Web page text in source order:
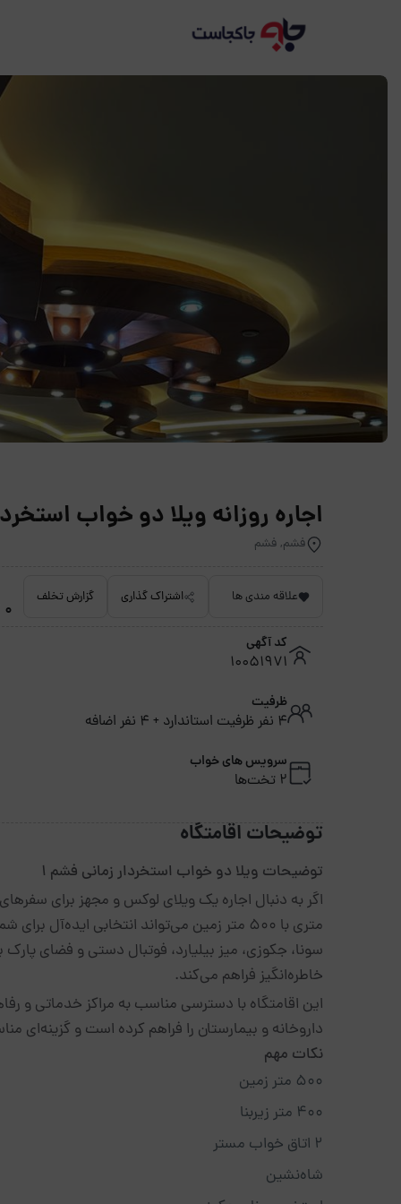
اجاره روزانه ویلا دو خواب استخردار
فشم, فشم
علاقه مندی ها اشتراک گذاری گزارش تخلف
0 امتیاز داده نشده
کد آگهی
10051971
ظرفیت
4 نفر ظرفیت استاندارد + 4 نفر اضافه
سرویس های خواب
2 تخت‌ها
توضیحات اقامتگاه
توضیحات ویلا دو خواب استخردار زمانی فشم 1
خاطره‌انگیز فراهم می‌کند.
این اقامتگاه با دسترسی مناسب به مراکز خدماتی و
داروخانه و بیمارستان را فراهم کرده است و
نکات مهم
۵۰۰ متر زمین
۴۰۰ متر زیربنا
۲ اتاق خواب مستر
شاه‌نشین